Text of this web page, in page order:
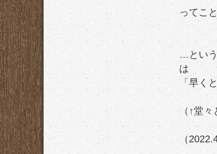
ってこ
…という
は
「早く
（↑堂々
（